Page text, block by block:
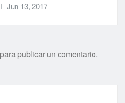
Jun 13, 2017
para publicar un comentario.